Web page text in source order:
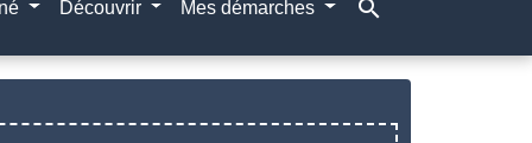
Découvrir Mes démarches search